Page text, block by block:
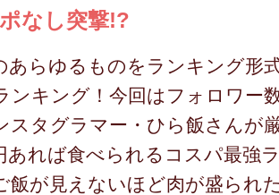
なし突撃!?
らゆるものをランキング形
ンキング！今回はフォロワー
スタグラマー・ひら飯さんが
あれば食べられるコスパ最強
飯が見えないほど肉が盛られ